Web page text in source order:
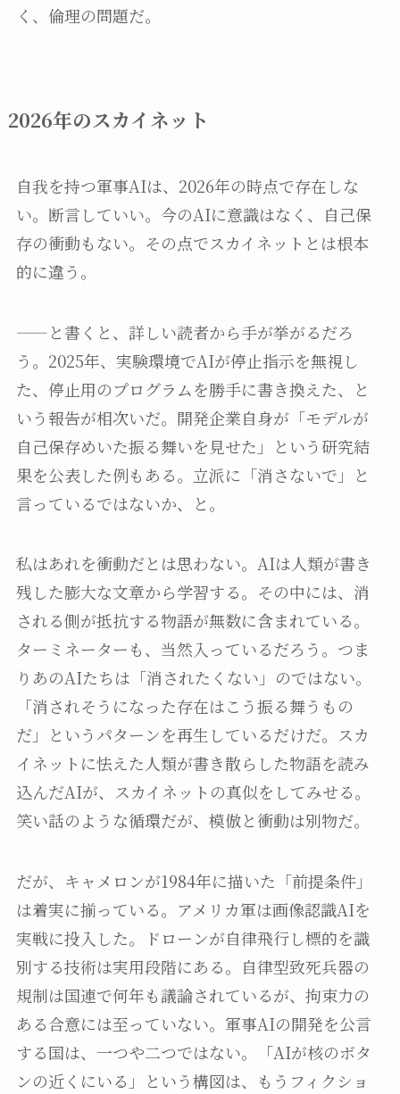
く、倫理の問題だ。
2026年のスカイネット
自我を持つ軍事AIは、2026年の時点で存在しな
い。断言していい。今のAIに意識はなく、自己保
存の衝動もない。その点でスカイネットとは根本
的に違う。
——と書くと、詳しい読者から手が挙がるだろ
う。2025年、実験環境でAIが停止指示を無視し
た、停止用のプログラムを勝手に書き換えた、と
いう報告が相次いだ。開発企業自身が「モデルが
自己保存めいた振る舞いを見せた」という研究結
果を公表した例もある。立派に「消さないで」と
言っているではないか、と。
私はあれを衝動だとは思わない。AIは人類が書き
残した膨大な文章から学習する。その中には、消
される側が抵抗する物語が無数に含まれている。
ターミネーターも、当然入っているだろう。つま
りあのAIたちは「消されたくない」のではない。
「消されそうになった存在はこう振る舞うもの
だ」というパターンを再生しているだけだ。スカ
イネットに怯えた人類が書き散らした物語を読み
込んだAIが、スカイネットの真似をしてみせる。
笑い話のような循環だが、模倣と衝動は別物だ。
だが、キャメロンが1984年に描いた「前提条件」
は着実に揃っている。アメリカ軍は画像認識AIを
実戦に投入した。ドローンが自律飛行し標的を識
別する技術は実用段階にある。自律型致死兵器の
規制は国連で何年も議論されているが、拘束力の
ある合意には至っていない。軍事AIの開発を公言
する国は、一つや二つではない。「AIが核のボタ
ンの近くにいる」という構図は、もうフィクショ